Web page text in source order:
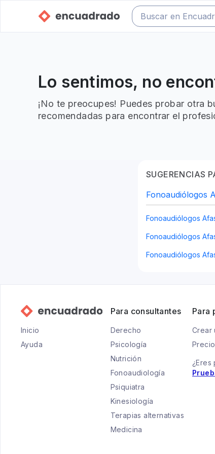
Lo sentimos, no
¡No te preocupes! Puedes probar otra
recomendadas para encontrar el
SUGERENCIAS
Fonoaudiólogos
Fonoaudiólogos
Fonoaudiólogos
Fonoaudiólogos
Inicio
Ayuda
Para consultantes
Derecho
Psicología
Nutrición
Fonoaudiología
Psiquiatra
Kinesiología
Terapias alternativas
Medicina
Para
Crear
Precio